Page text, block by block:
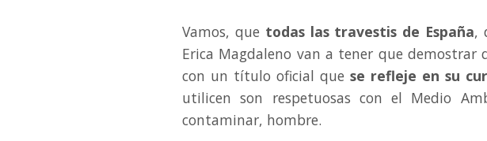
Vamos, que todas las travestis de España,
Erica Magdaleno van a tener que demostrar
con un título oficial que se refleje en su
utilicen son respetuosas con el Medio
contaminar, hombre.